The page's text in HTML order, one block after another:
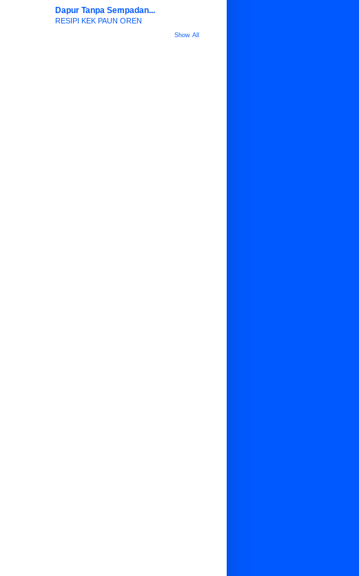
Dapur Tanpa Sempadan...
RESIPI KEK PAUN OREN
Show All